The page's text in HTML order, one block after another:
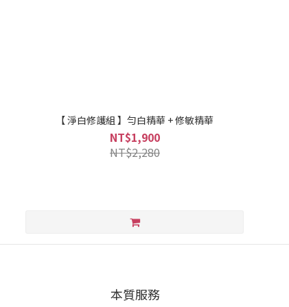
【 淨白修護組 】勻白精華 + 修敏精華
NT$1,900
NT$2,280
本質服務